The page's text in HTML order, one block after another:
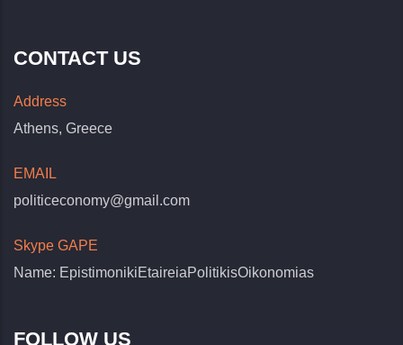
CONTACT US
Address
Athens, Greece
EMAIL
politiceconomy@gmail.com
Skype GAPE
Name: EpistimonikiEtaireiaPolitikisOikonomias
FOLLOW US